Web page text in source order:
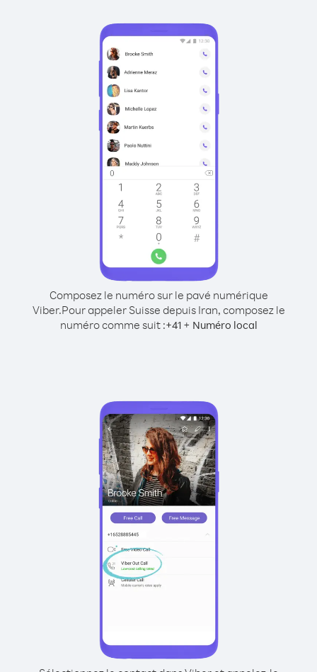
Composez le numéro sur le pavé numérique
Viber.Pour appeler Suisse depuis Iran, composez le
numéro comme suit :+41+ Numéro local